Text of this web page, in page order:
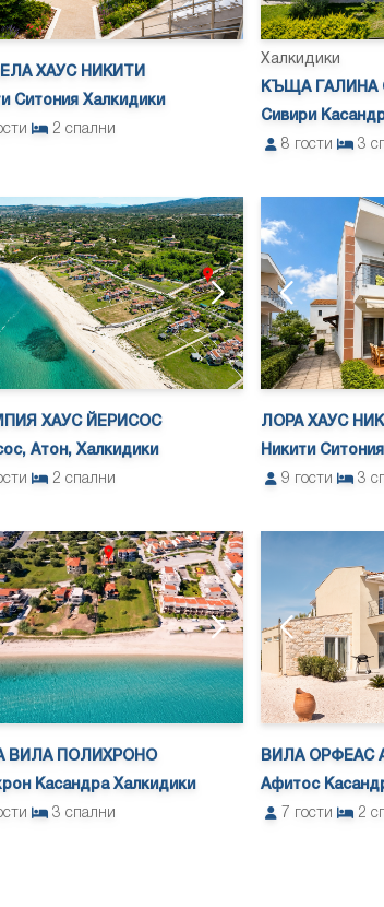
ХАУС НИКИТИ
Ситония Халкидики
2 спални
Халкидики
КЪЩА ГАЛИНА
Сивири
8 гости 3
ХАУС ЙЕРИСОС
Атон, Халкидики
2 спални
ЛОРА ХАУС
Никити
9 гости 3
ВИЛА ПОЛИХРОНО
Касандра Халкидики
3 спални
ВИЛА ОРФЕАС
Афитос
7
гости 2